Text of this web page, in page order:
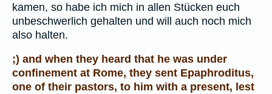
kamen, so habe ich mich in allen Stücken euch
unbeschwerlich gehalten und will auch noch mich
also halten.
;) and when they heard that he was under
confinement at Rome, they sent Epaphroditus,
one of their pastors, to him with a present, lest